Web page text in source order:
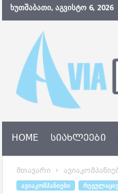
ᲮᲣᲗᲨᲐᲑᲐᲗᲘ, ᲐᲒᲕᲘᲡᲢᲝ 6, 2026
N
w
s
e
HOME ᲡᲘᲐᲮᲚᲔᲔᲑᲘ
მთავარი
ᲐᲕᲘᲐᲙᲝᲛᲞᲐᲜᲘᲔᲑᲘ